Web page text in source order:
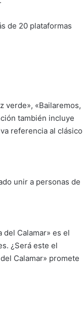
de 20 plataformas
verde», «Bailaremos,
también incluye
referencia al clásico
unir a personas de
del Calamar» es el
¿Será este el
Calamar» promete